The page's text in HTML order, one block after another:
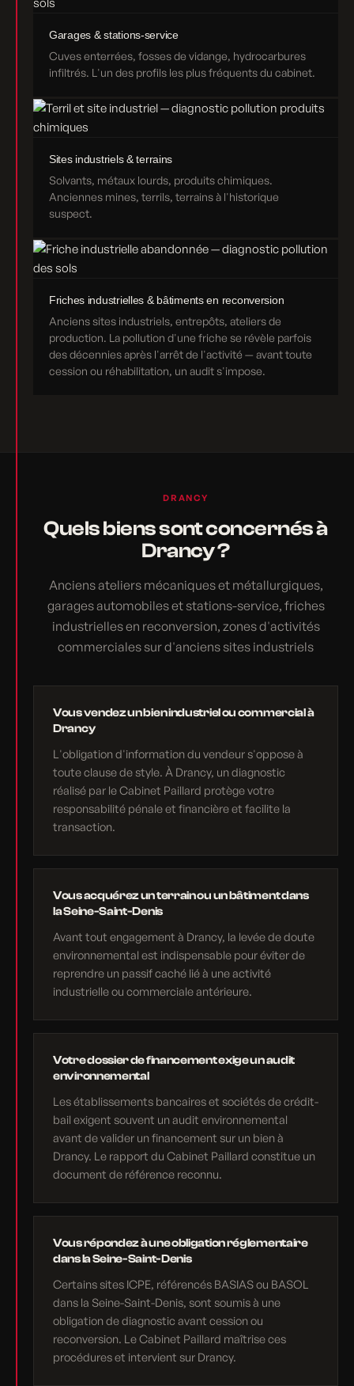
Garages & stations-service
Cuves enterrées, fosses de vidange, hydrocarbures
infiltrés. L'un des profils les plus fréquents du cabinet.
Sites industriels & terrains
Solvants, métaux lourds, produits chimiques.
Anciennes mines, terrils, terrains à l'historique
suspect.
Friches industrielles & bâtiments en reconversion
Anciens sites industriels, entrepôts, ateliers de
production. La pollution d'une friche se révèle parfois
des décennies après l'arrêt de l'activité — avant toute
cession ou réhabilitation, un audit s'impose.
DRANCY
Quels biens sont concernés à
Drancy ?
Anciens ateliers mécaniques et métallurgiques,
garages automobiles et stations-service, friches
industrielles en reconversion, zones d'activités
commerciales sur d'anciens sites industriels
Vous vendez un bien industriel ou commercial à
Drancy
L'obligation d'information du vendeur s'oppose à
toute clause de style. À Drancy, un diagnostic
réalisé par le Cabinet Paillard protège votre
responsabilité pénale et financière et facilite la
transaction.
Vous acquérez un terrain ou un bâtiment dans
la Seine-Saint-Denis
Avant tout engagement à Drancy, la levée de doute
environnemental est indispensable pour éviter de
reprendre un passif caché lié à une activité
industrielle ou commerciale antérieure.
Votre dossier de financement exige un audit
environnemental
Les établissements bancaires et sociétés de crédit-
bail exigent souvent un audit environnemental
avant de valider un financement sur un bien à
Drancy. Le rapport du Cabinet Paillard constitue un
document de référence reconnu.
Vous répondez à une obligation réglementaire
dans la Seine-Saint-Denis
Certains sites ICPE, référencés BASIAS ou BASOL
dans la Seine-Saint-Denis, sont soumis à une
obligation de diagnostic avant cession ou
reconversion. Le Cabinet Paillard maîtrise ces
procédures et intervient sur Drancy.